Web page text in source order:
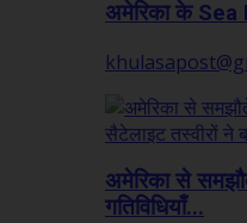
अमेरिका के Sea
अमेरिका से
गतिविधियाँ...